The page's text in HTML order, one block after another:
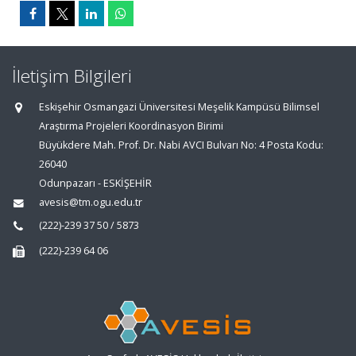
İletişim Bilgileri
Eskişehir Osmangazi Üniversitesi Meşelik Kampüsü Bilimsel
Araştırma Projeleri Koordinasyon Birimi
Büyükdere Mah. Prof. Dr. Nabi AVCI Bulvarı No: 4 Posta Kodu:
26040
Odunpazarı - ESKİŞEHİR
avesis@tm.ogu.edu.tr
(222)-239 37 50 / 5873
(222)-239 64 06